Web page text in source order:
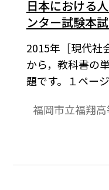
日本における
ンター試験本試
2015年［現代社
から，教科書の
題です。１ペー
福岡市立福翔